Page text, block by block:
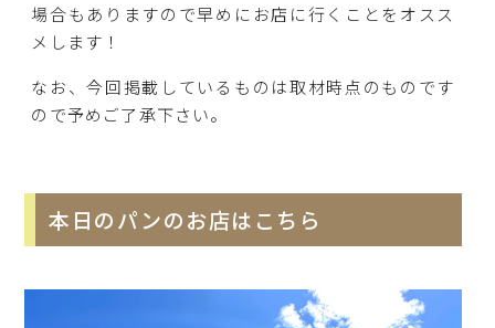
場合もありますので早めにお店に行くことをオスス
メします！
なお、今回掲載しているものは取材時点のものです
ので予めご了承下さい。
本日のパンのお店はこちら